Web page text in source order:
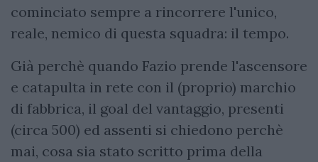
cominciato sempre a rincorrere l'unico,
reale, nemico di questa squadra: il tempo.
Già perchè quando Fazio prende l'ascensore
e catapulta in rete con il (proprio) marchio
di fabbrica, il goal del vantaggio, presenti
(circa 500) ed assenti si chiedono perchè
mai, cosa sia stato scritto prima della